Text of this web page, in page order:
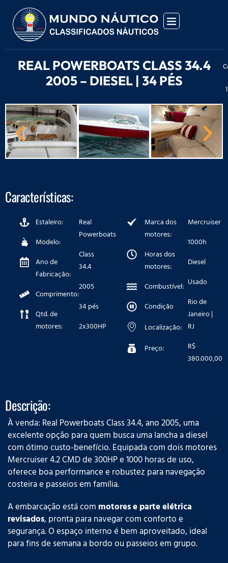
REAL POWERBOATS CLASS 34.4
2005 – DIESEL | 34 PÉS
Características:
Estaleiro:
Modelo:
Ano de
Fabricação:
Comprimento:
Qtd. de
motores:
Real
Powerboats
Class
34.4
2005
34 pés
2x300HP
Marca dos
motores:
Horas dos
motores:
Combustível:
Condição
Localização:
Preço:
Mercruiser
1000h
Diesel
Usado
Rio de
Janeiro |
RJ
R$
380.000,00
Descrição:
À venda: Real Powerboats Class 34.4, ano 2005, uma
excelente opção para quem busca uma lancha a diesel
com ótimo custo-benefício. Equipada com dois motores
Mercruiser 4.2 CMD de 300HP e 1000 horas de uso,
oferece boa performance e robustez para navegação
costeira e passeios em família.
A embarcação está commotores e parte elétrica
revisados, pronta para navegar com conforto e
segurança. O espaço interno é bem aproveitado, ideal
para fins de semana a bordo ou passeios em grupo.